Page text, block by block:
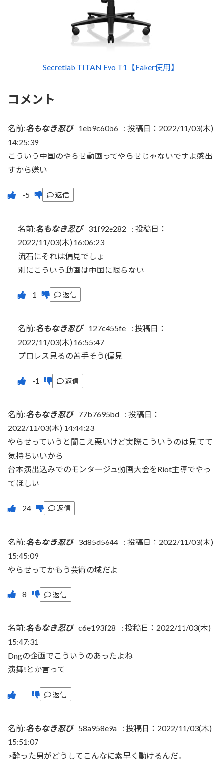
Secretlab TITAN Evo T1【Faker使用】
コメント
名前:名もなき忍び 1eb9c60b6 : 投稿日：2022/11/03(木)
14:25:39
こういう中国のやらせ動画ってやらせじゃないですよ感出
すから嫌い
返信
名前:名もなき忍び 31f92e282 : 投稿日：
2022/11/03(木) 16:06:23
流石にそれは偏見でしょ
別にこういう動画は中国に限らない
返信
名前:名もなき忍び 127c455fe : 投稿日：
2022/11/03(木) 16:55:47
プロレス見るの苦手そう(偏見
返信
名前:名もなき忍び 77b7695bd : 投稿日：
2022/11/03(木) 14:44:23
やらせっていうと聞こえ悪いけど実際こういうのは見てて
気持ちいいから
台本演出込みでのモンタージュ動画大会をRiot主導でやっ
てほしい
返信
名前:名もなき忍び 3d85d5644 : 投稿日：2022/11/03(木)
15:45:09
やらせってかもう芸術の域だよ
返信
名前:名もなき忍び c6e193f28 : 投稿日：2022/11/03(木)
15:47:31
Dngの企画でこういうのあったよね
演舞!とか言って
返信
名前:名もなき忍び 58a958e9a : 投稿日：2022/11/03(木)
15:51:07
>酔った男がどうしてこんなに素早く動けるんだ。